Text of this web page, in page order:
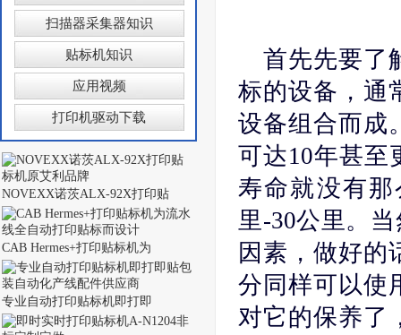
扫描器采集器知识
贴标机知识
应用视频
打印机驱动下载
NOVEXX诺茨ALX-92X打印贴
CAB Hermes+打印贴标机为
专业自动打印贴标机即打即
首先先要了
标的设备，通
设备组合而成
可达10年甚至
寿命就没有
里-30公里。
因素，做好的
分同样可以使
对它的保养了